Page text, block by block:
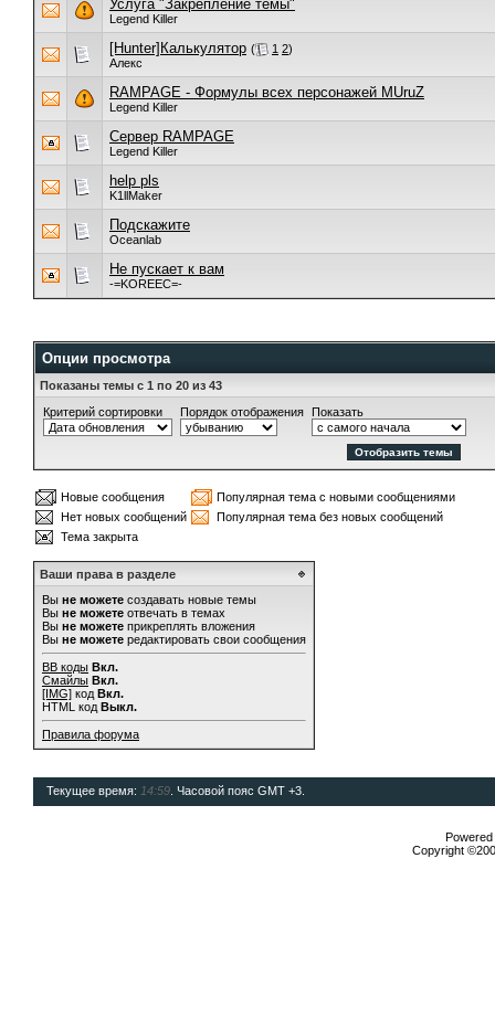
Услуга "Закрепление темы"
Legend Killer
[Hunter]Калькулятор ( 1 2)
Алекс
RAMPAGE - Формулы всех персонажей MUruZ
Legend Killer
Cервер RAMPAGE
Legend Killer
help pls
K1llMaker
Подскажите
Oceanlab
Не пускает к вам
-=KOREEC=-
Опции просмотра
Показаны темы с 1 по 20 из 43
Критерий сортировки
Порядок отображения Показать
Новые сообщения
Популярная тема с новыми сообщениями
Нет новых сообщений
Популярная тема без новых сообщений
Тема закрыта
Ваши права в разделе
Вы не можете создавать новые темы
Вы не можете отвечать в темах
Вы не можете прикреплять вложения
Вы не можете редактировать свои сообщения
BB коды Вкл.
Смайлы Вкл.
[IMG] код Вкл.
HTML код Выкл.
Правила форума
Текущее время: 14:59 . Часовой пояс GMT +3.
Copyright